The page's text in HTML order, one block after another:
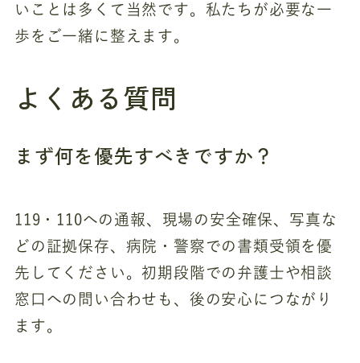
いことは多くて当然です。私たちが必要な一
歩をご一緒に整えます。
よくある質問
まず何を優先すべきですか？
119・110への通報、現場の安全確保、写真な
どの証拠保存、病院・警察での書類受領を優
先してください。初期段階での弁護士や相談
窓口への問い合わせも、後の安心につながり
ます。